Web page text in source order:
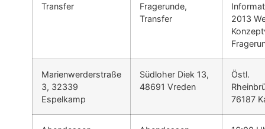
Transfer
Fragerunde,
Transfer
2013
Marienwerderstraße
3, 32339
Espelkamp
Südloher Diek 13,
48691 Vreden
Östl.
76187